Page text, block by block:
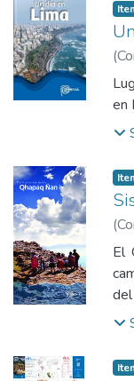
(
en
(
de
y
El